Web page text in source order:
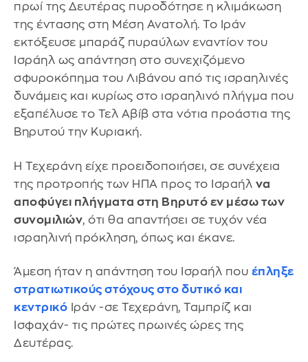
πρωί της Δευτέρας πυροδότησε η κλιμάκωση
της έντασης στη Μέση Ανατολή. Το Ιράν
εκτόξευσε μπαράζ πυραύλων εναντίον του
Ισράηλ ως απάντηση στο συνεχιζόμενο
σφυροκόπημα του Λιβάνου από τις ισραηλινές
δυνάμεις και κυρίως στο ισραηλινό πλήγμα που
εξαπέλυσε το Τελ Αβίβ στα νότια προάστια της
Βηρυτού την Κυριακή.
Η Τεχεράνη είχε προειδοποιήσει, σε συνέχεια
της προτροπής των ΗΠΑ προς το Ισραήλ να
αποφύγει πλήγματα στη Βηρυτό εν μέσω των
συνομιλιών, ότι θα απαντήσει σε τυχόν νέα
ισραηλινή πρόκληση, όπως και έκανε.
Άμεση ήταν η απάντηση του Ισραήλ που έπληξε
στρατιωτικούς στόχους στο δυτικό και
κεντρικό Ιράν -σε Τεχεράνη, Ταμπρίζ και
Ισφαχάν- τις πρώτες πρωινές ώρες της
Δευτέρας.